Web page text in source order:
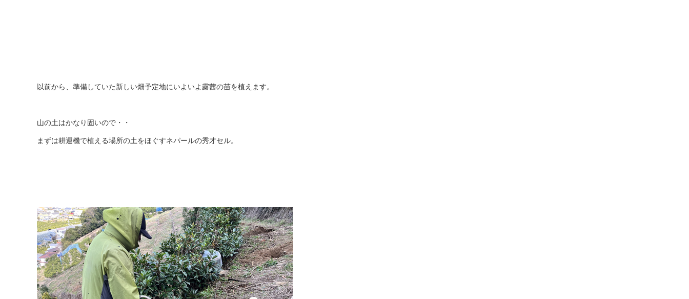
以前から、準備していた新しい畑予定地にいよいよ露茜の苗を植えます。
山の土はかなり固いので・・
まずは耕運機で植える場所の土をほぐすネパールの秀才セル。